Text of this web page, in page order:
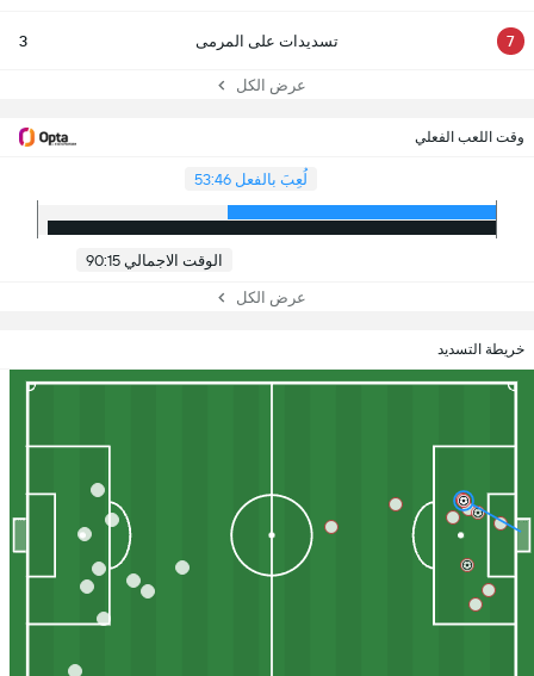
7 تسديدات على المرمى 3
عرض الكل
وقت اللعب الفعلي
لُعِبَ بالفعل 53:46
الوقت الاجمالي 90:15
عرض الكل
خريطة التسديد